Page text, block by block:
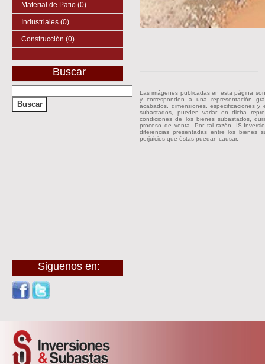
Material de Patio (0)
Industriales (0)
Construcción (0)
Buscar
Siguenos en:
Las imágenes publicadas en esta página
y corresponden a una representación
acabados, dimensiones, especificaciones
subastados, pueden variar en dicha
condiciones de los bienes subastados,
proceso de venta. Por tal razón, IS-
diferencias presentadas entre los bienes
perjuicios que éstas puedan causar.